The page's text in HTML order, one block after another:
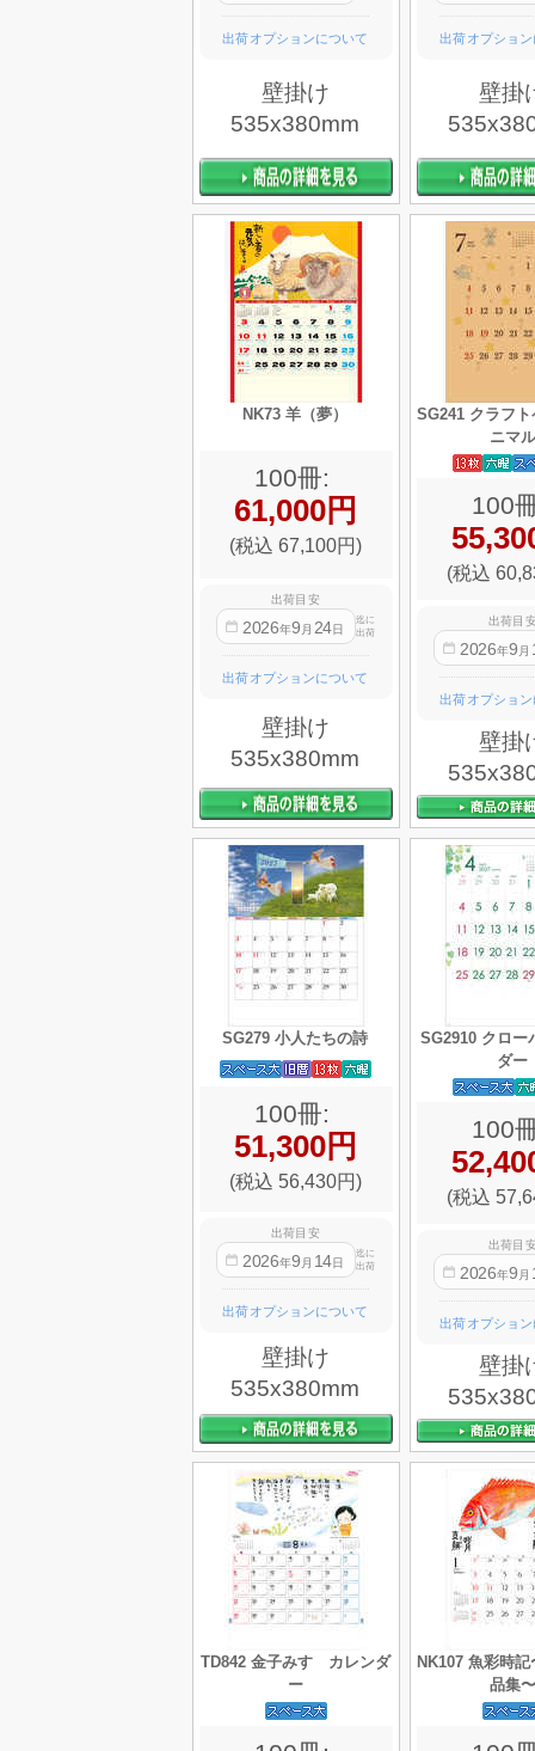
出荷オプションについて
壁掛け
535x380mm
出荷オプショ
壁掛
NK73 羊（夢）
100冊:
61,000円
(税込 67,100円)
出荷目安
2026年9 月 24日
迄に
出荷
出荷オプションについて
壁掛け
535x380mm
SG241 クラフ
ニマル
100
(税込
出荷目
2026年9 月
出荷オプショ
壁掛
SG279 小人たちの詩
100冊:
51,300円
(税込 56,430円)
出荷目安
2026年9 月 14日
迄に
出荷
出荷オプションについて
壁掛け
535x380mm
SG2910 クロー
ダー
100
(税込
出荷目
2026年9 月
出荷オプショ
壁掛
TD842 金子みすゞカレンダ
ー
NK107 魚彩時
品集〜